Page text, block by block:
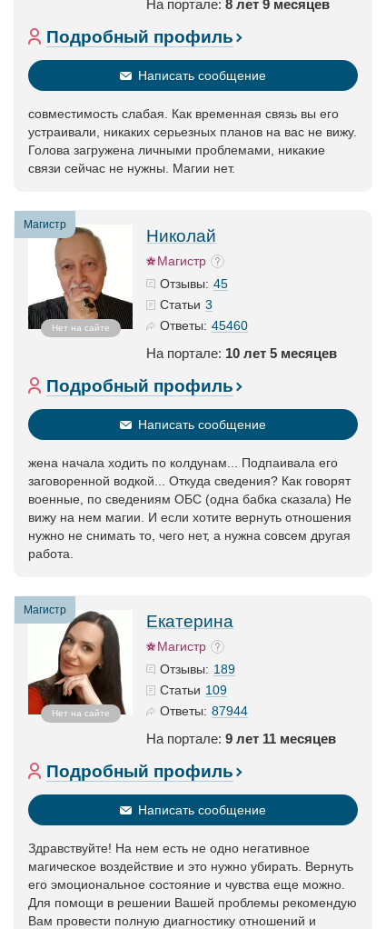
На портале: 8 лет 9 месяцев
Подробный профиль
Написать сообщение
совместимость слабая. Как временная связь вы его
устраивали, никаких серьезных планов на вас не вижу.
Голова загружена личными проблемами, никакие
связи сейчас не нужны. Магии нет.
Магистр
Нет на сайте
Николай
Магистр
Отзывы: 45
Статьи 3
Ответы: 45460
На портале: 10 лет 5 месяцев
Подробный профиль
Написать сообщение
жена начала ходить по колдунам... Подпаивала его
заговоренной водкой... Откуда сведения? Как говорят
военные, по сведениям ОБС (одна бабка сказала) Не
вижу на нем магии. И если хотите вернуть отношения
нужно не снимать то, чего нет, а нужна совсем другая
работа.
Магистр
Нет на сайте
Екатерина
Магистр
Отзывы: 189
Статьи 109
Ответы: 87944
На портале: 9 лет 11 месяцев
Подробный профиль
Написать сообщение
Здравствуйте! На нем есть не одно негативное
магическое воздействие и это нужно убирать. Вернуть
его эмоциональное состояние и чувства еще можно.
Для помощи в решении Вашей проблемы рекомендую
Вам провести полную диагностику отношений и